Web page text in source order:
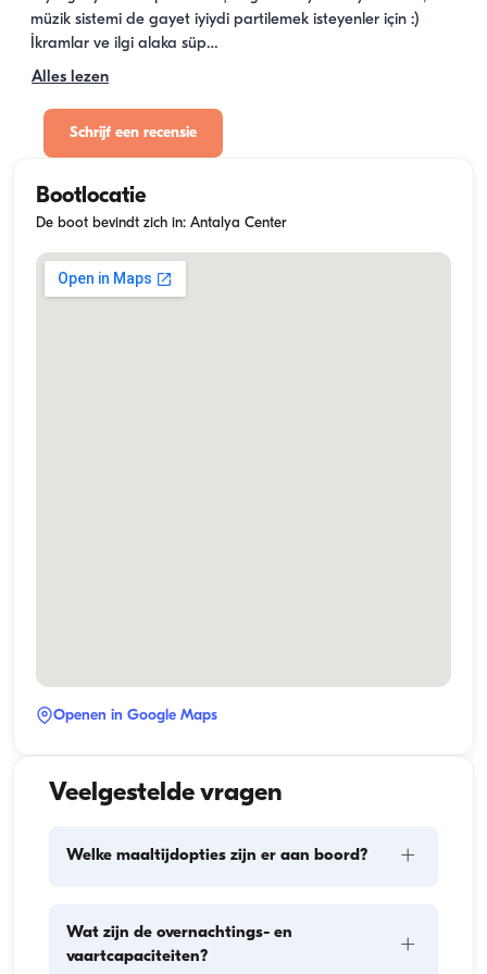
müzik sistemi de gayet iyiydi partilemek isteyenler için :)
İkramlar ve ilgi alaka süp…
Alles lezen
Schrijf een recensie
Bootlocatie
De boot bevindt zich in: Antalya Center
Openen in Google Maps
Veelgestelde vragen
Welke maaltijdopties zijn er aan boord? +
hoofdonderdelen: het inslaan van proviand en de
bereiding van de maaltijden. Gasten kunnen zelf de
Wat zijn de overnachtings- en
vaartcapaciteiten?
+